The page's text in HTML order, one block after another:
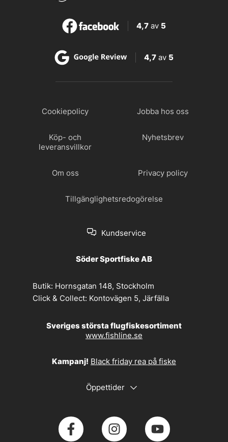
4,7 av 5
4,7 av 5
Cookiepolicy Jobba hos oss
Köp- och
leveransvillkor
Nyhetsbrev
Om oss Privacy policy
Tillgänglighetsredogörelse
Kundservice
Söder Sportfiske AB
Butik: Hornsgatan 148, Stockholm
Click & Collect: Kontovägen 5, Järfälla
Sveriges största flugfiskesortiment
www.fishline.se
Kampanj! Black friday rea på fiske
Öppettider